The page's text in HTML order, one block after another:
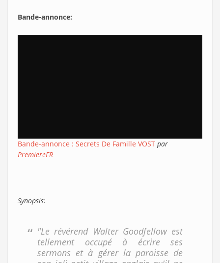
Bande-annonce:
Bande-annonce : Secrets De Famille VOST par
PremiereFR
Synopsis:
"Le révérend Walter Goodfellow est
tellement occupé à écrire ses
sermons et à gérer la paroisse de